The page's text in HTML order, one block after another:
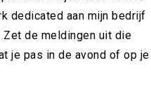
dedicated aan mijn bedrijf
Zet de meldingen uit die
je pas in de avond of op je